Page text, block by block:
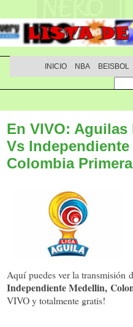
INICIO NBA BEISBOL
En VIVO:
Vs
Colombia
Aquí puedes ver la transmisión
Independiente Medellin,
VIVO y totalmente gratis!